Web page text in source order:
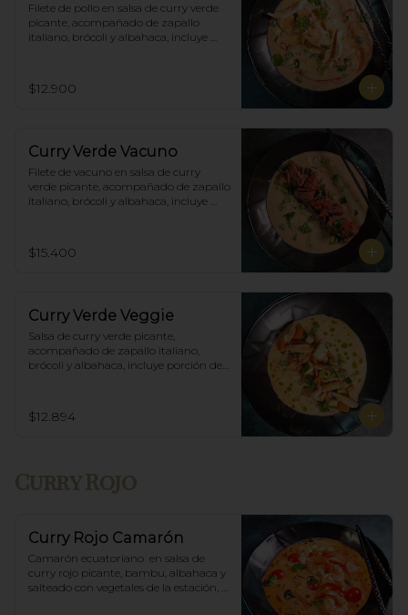
Filete de pollo en salsa de curry verde
picante, acompañado de zapallo
italiano, brócoli y albahaca, incluye
$12.900
Curry Verde Vacuno
Filete de vacuno en salsa de curry
verde picante, acompañado de zapallo
italiano, brócoli y albahaca, incluye
$15.400
Curry Verde Veggie
Salsa de curry verde picante,
acompañado de zapallo italiano,
brócoli y albahaca, incluye porción de
$12.894
Curry Rojo
Curry Rojo Camarón
Camarón ecuatoriano  en salsa de
curry rojo picante, bambu, albahaca y
salteado con vegetales de la estación,